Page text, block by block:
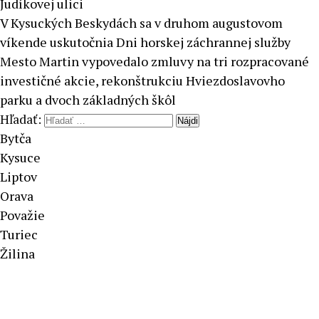
Judíkovej ulici
V Kysuckých Beskydách sa v druhom augustovom
víkende uskutočnia Dni horskej záchrannej služby
Mesto Martin vypovedalo zmluvy na tri rozpracované
investičné akcie, rekonštrukciu Hviezdoslavovho
parku a dvoch základných škôl
Hľadať:
Bytča
Kysuce
Liptov
Orava
Považie
Turiec
Žilina